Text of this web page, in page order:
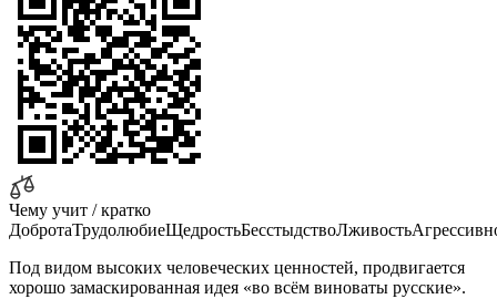
Чему учит / кратко
ДобротаТрудолюбиеЩедростьБесстыдствоЛживость
Под видом высоких человеческих ценностей, продвигается
хорошо замаскированная идея «во всём виноваты русские».